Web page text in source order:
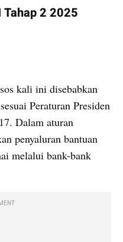
Tahap 2 2025
kali ini disebabkan
Peraturan Presiden
Dalam aturan
penyaluran bantuan
melalui bank-bank